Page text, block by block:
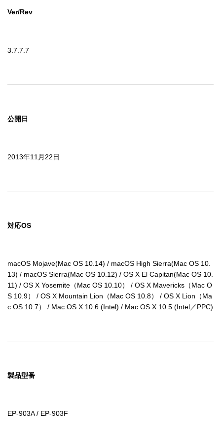
Ver/Rev
3.7.7.7
公開日
2013年11月22日
対応OS
macOS Mojave(Mac OS 10.14) / macOS High Sierra(Mac OS 10.
13) / macOS Sierra(Mac OS 10.12) / OS X El Capitan(Mac OS 10.
11) / OS X Yosemite（Mac OS 10.10） / OS X Mavericks（Mac O
S 10.9） / OS X Mountain Lion（Mac OS 10.8） / OS X Lion（Ma
c OS 10.7） / Mac OS X 10.6 (Intel) / Mac OS X 10.5 (Intel／PPC)
製品型番
EP-903A / EP-903F